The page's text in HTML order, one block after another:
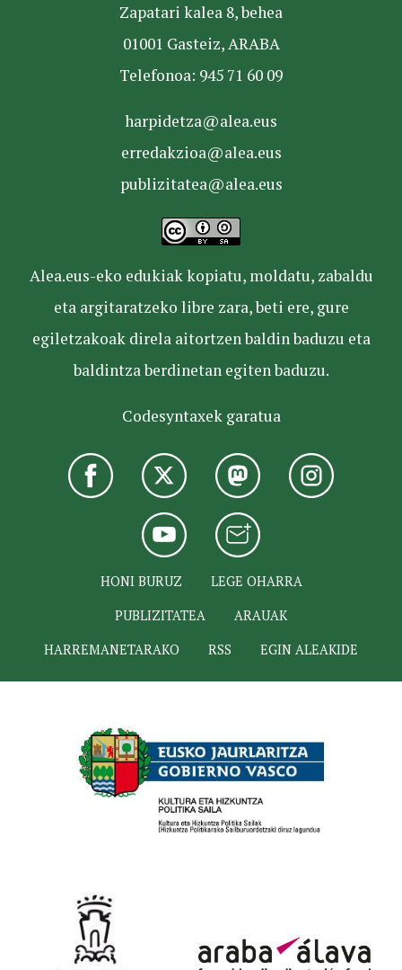
Zapatari kalea 8, behea
01001 Gasteiz, ARABA
Telefonoa: 945 71 60 09
harpidetza@alea.eus
erredakzioa@alea.eus
publizitatea@alea.eus
Alea.eus-eko edukiak kopiatu, moldatu, zabaldu
eta argitaratzeko libre zara, beti ere, gure
egiletzakoak direla aitortzen baldin baduzu eta
baldintza berdinetan egiten baduzu.
Codesyntaxek garatua
HONI BURUZ
LEGE OHARRA
PUBLIZITATEA
ARAUAK
HARREMANETARAKO
RSS EGIN ALEAKIDE